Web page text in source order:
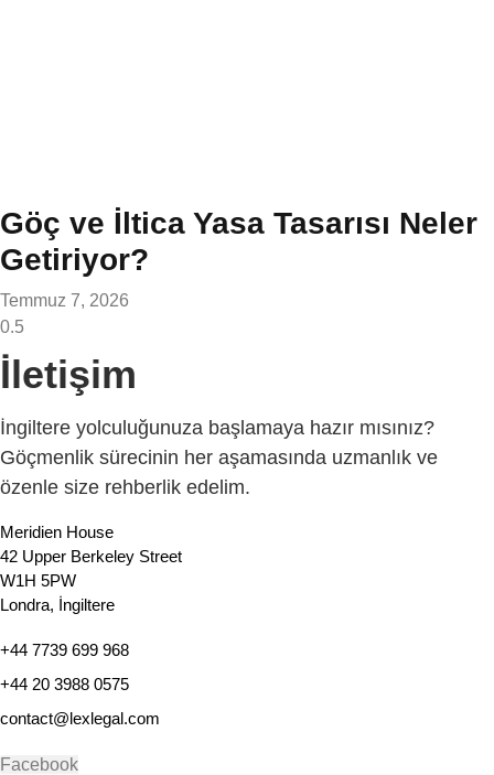
Göç ve İltica Yasa Tasarısı Neler
Getiriyor?
Temmuz 7, 2026
İletişim
İngiltere yolculuğunuza başlamaya hazır mısınız?
Göçmenlik sürecinin her aşamasında uzmanlık ve
özenle size rehberlik edelim.
Meridien House
42 Upper Berkeley Street
W1H 5PW
Londra, İngiltere
+44 7739 699 968
+44 20 3988 0575
contact@lexlegal.com
Facebook